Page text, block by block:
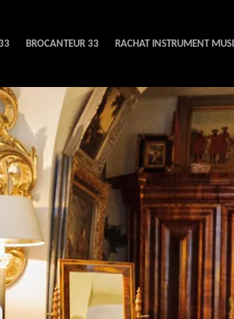
BROCANTEUR 33 RACHAT INSTRUMENT